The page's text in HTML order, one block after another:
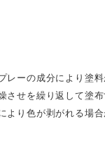
レーの成分により塗
せを繰り返して塗布
より色が剥がれる場